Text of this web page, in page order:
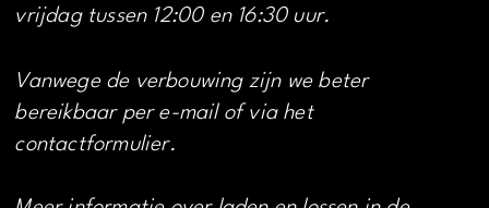
vrijdag tussen 12:00 en 16:30 uur.
Vanwege de verbouwing zijn we beter
bereikbaar per e-mail of via het
contactformulier.